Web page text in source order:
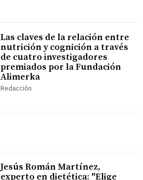
Las claves de la relación entre
nutrición y cognición a través
de cuatro investigadores
premiados por la Fundación
Alimerka
Redacción
Jesús Román Martínez,
experto en dietética: "Elige